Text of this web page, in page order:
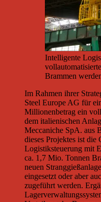
Intelligente
Brammen
Im Rahmen ihrer
Steel Europe AG für
Millionenbetrag ein
dem italienischen
Meccaniche SpA. aus
dieses Projektes ist
Logistiksteuerung mit
ca. 1,7 Mio. Tonnen
neuen
eingesetzt oder aber
zugeführt werden.